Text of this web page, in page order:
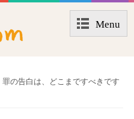
Menu
罪の告白は、どこまですべきです